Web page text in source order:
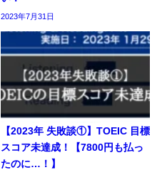
2023年7月31日
【2023年 失敗談①】TOEIC 目標
スコア未達成！【7800円も払っ
たのに…！】